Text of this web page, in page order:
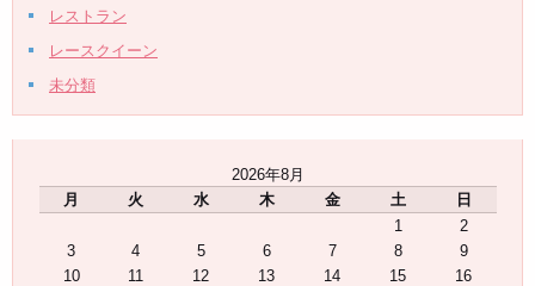
レストラン
レースクイーン
未分類
2026年8月
月
火 水 木 金 土
日
1
2
3
4 5 6 7 8
9
10
11 12 13 14 15
16